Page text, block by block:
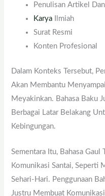
Penulisan Artikel Dan
Karya Ilmiah
Surat Resmi
Konten Profesional
Dalam Konteks Tersebut,
Akan Membantu
Meyakinkan. Bahasa Baku
Berbagai Latar Belakang
Kebingungan.
Sementara Itu, Bahasa
Komunikasi Santai, Seperti
Sehari-Hari. Penggunaan
Justru Membuat